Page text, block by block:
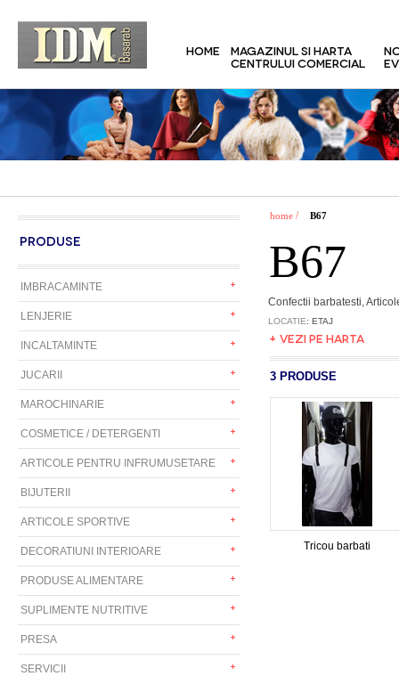
HOME
MAGAZINUL SI HARTA
CENTRULUI COMERCIAL
PRODUSE
IMBRACAMINTE
LENJERIE
INCALTAMINTE
JUCARII
MAROCHINARIE
COSMETICE / DETERGENTI
ARTICOLE PENTRU INFRUMUSETARE
BIJUTERII
ARTICOLE SPORTIVE
DECORATIUNI INTERIOARE
PRODUSE ALIMENTARE
SUPLIMENTE NUTRITIVE
PRESA
SERVICII
home / B67
B67
Confectii barbatesti,
LOCATIE: ETAJ
+ VEZI PE HARTA
3 PRODUSE
Tricou barbati